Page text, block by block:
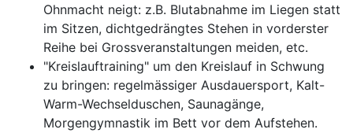
Ohnmacht neigt: z.B. Blutabnahme im Liegen statt
im Sitzen, dichtgedrängtes Stehen in vorderster
Reihe bei Grossveranstaltungen meiden, etc.
"Kreislauftraining" um den Kreislauf in Schwung
zu bringen: regelmässiger Ausdauersport, Kalt-
Warm-Wechselduschen, Saunagänge,
Morgengymnastik im Bett vor dem Aufstehen.